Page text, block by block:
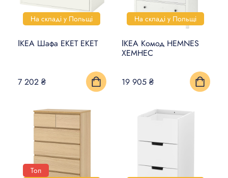
На складі у Польщі
ІКЕА Шафа EKET ЕКЕТ
7 202 ₴
На складі у Польщі
ІКЕА Комод HEMNES
ХЕМНЕС
19 905 ₴
Топ